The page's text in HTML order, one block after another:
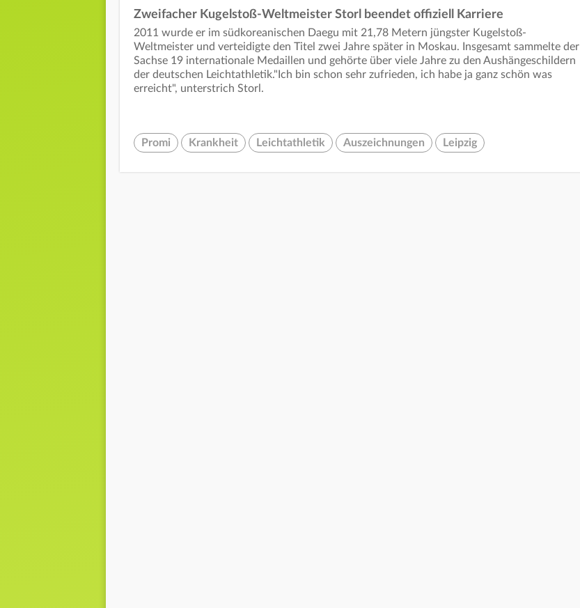
Zweifacher Kugelstoß-Weltmeister Storl beendet offiziell Karriere
2011 wurde er im südkoreanischen Daegu mit 21,78 Metern jüngster Kugelstoß-
Weltmeister und verteidigte den Titel zwei Jahre später in Moskau. Insgesamt sammelte der
Sachse 19 internationale Medaillen und gehörte über viele Jahre zu den Aushängeschildern
der deutschen Leichtathletik."Ich bin schon sehr zufrieden, ich habe ja ganz schön was
erreicht", unterstrich Storl.
Promi Krankheit Leichtathletik Auszeichnungen Leipzig